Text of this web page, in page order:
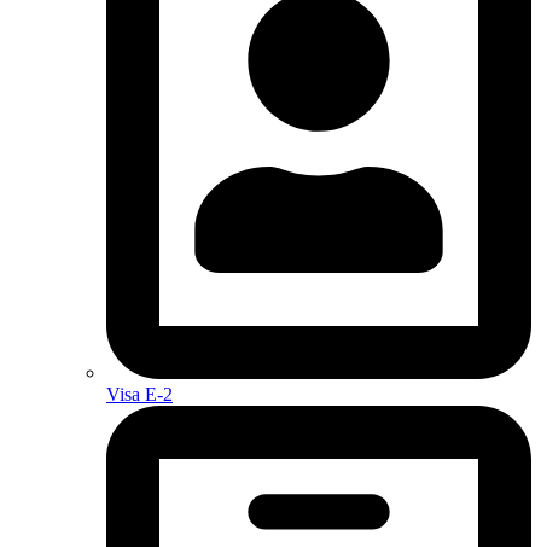
Visa E-2